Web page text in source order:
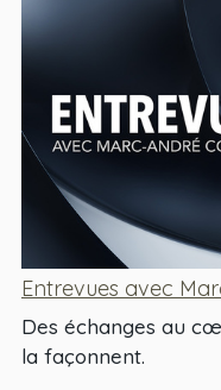
Entrevues avec
Des échanges au
la façonnent.